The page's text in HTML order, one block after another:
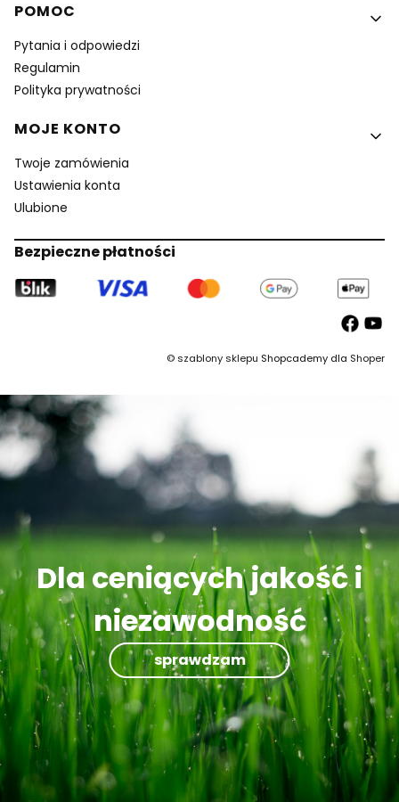
POMOC
Pytania i odpowiedzi
Regulamin
Polityka prywatności
MOJE KONTO
Twoje zamówienia
Ustawienia konta
Ulubione
Bezpieczne płatności
©szablony sklepu Shopcademy dla Shoper
Dla ceniących jakość i
niezawodność
sprawdzam